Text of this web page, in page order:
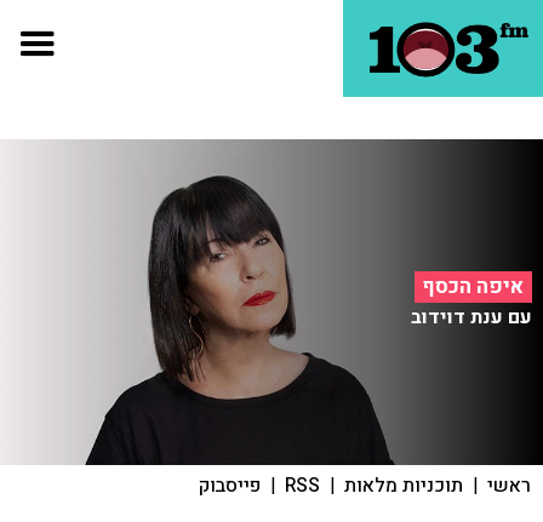
איפה הכסף
עם ענת דוידוב
ראשי | תוכניות מלאות |
RSS
| פייסבוק